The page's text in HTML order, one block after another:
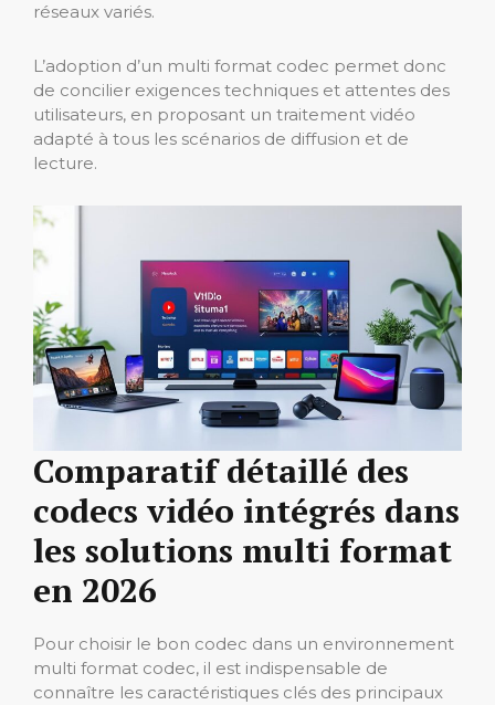
réseaux variés.
L’adoption d’un multi format codec permet donc
de concilier exigences techniques et attentes des
utilisateurs, en proposant un traitement vidéo
adapté à tous les scénarios de diffusion et de
lecture.
Comparatif détaillé des
codecs vidéo intégrés dans
les solutions multi format
en 2026
Pour choisir le bon codec dans un environnement
multi format codec, il est indispensable de
connaître les caractéristiques clés des principaux